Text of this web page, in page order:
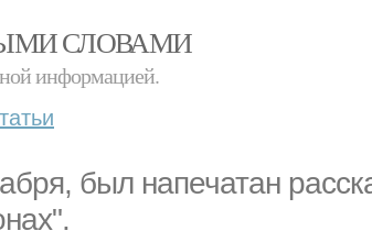
СЛОВАМИ
информацией.
был напечатан